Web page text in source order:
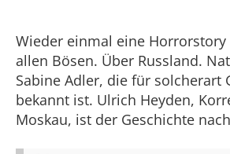
Wieder einmal eine
allen Bösen. Über Russland.
Sabine Adler, die für solcherart
bekannt ist. Ulrich Heyden,
Moskau, ist der Geschichte